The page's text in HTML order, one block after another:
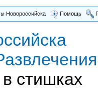
Новороссийска Помощь
стишках